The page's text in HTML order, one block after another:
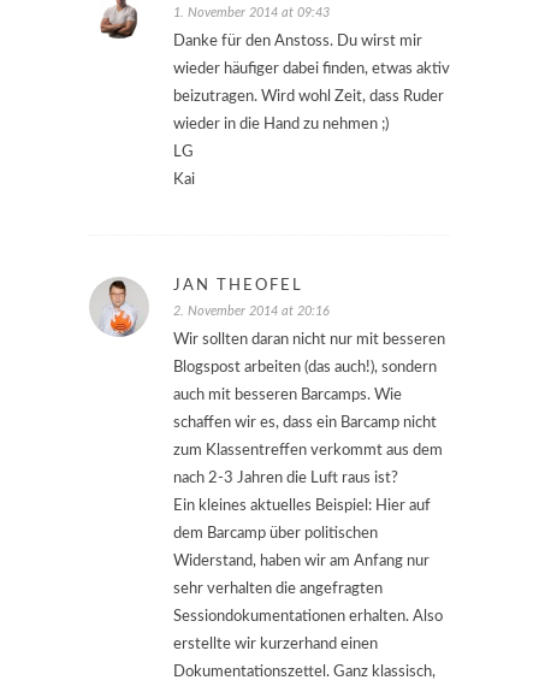
1. November 2014 at 09:43
Danke für den Anstoss. Du wirst mir
wieder häufiger dabei finden, etwas aktiv
beizutragen. Wird wohl Zeit, dass Ruder
wieder in die Hand zu nehmen ;)
LG
Kai
JAN THEOFEL
2. November 2014 at 20:16
Wir sollten daran nicht nur mit besseren
Blogspost arbeiten (das auch!), sondern
auch mit besseren Barcamps. Wie
schaffen wir es, dass ein Barcamp nicht
zum Klassentreffen verkommt aus dem
nach 2-3 Jahren die Luft raus ist?
Ein kleines aktuelles Beispiel: Hier auf
dem Barcamp über politischen
Widerstand, haben wir am Anfang nur
sehr verhalten die angefragten
Sessiondokumentationen erhalten. Also
erstellte wir kurzerhand einen
Dokumentationszettel. Ganz klassisch,